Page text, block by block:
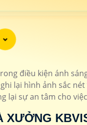
VNĐ
900.000 VNĐĐộ phân giải
100.000 VNĐCamera thân
📎 670.000 VNĐ Camera
điều kiện ánh
lại hình ảnh sắc
lại sự an tâm cho
XƯỞNG